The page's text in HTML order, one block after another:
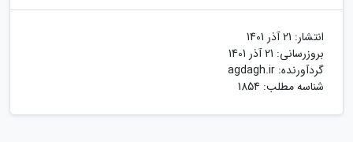
انتشار: 21 آذر 1401
بروزرسانی: 21 آذر 1401
گردآورنده: agdagh.ir
شناسه مطلب: 1854